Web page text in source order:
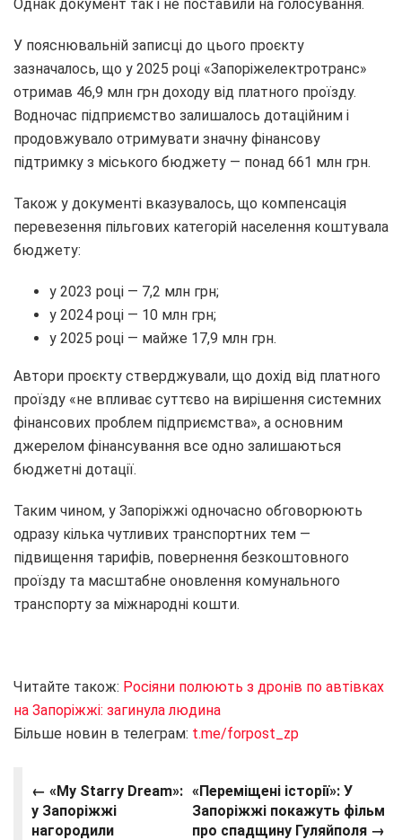
Однак документ так і не поставили на голосування.
У пояснювальній записці до цього проєкту
зазначалось, що у 2025 році «Запоріжелектротранс»
отримав 46,9 млн грн доходу від платного проїзду.
Водночас підприємство залишалось дотаційним і
продовжувало отримувати значну фінансову
підтримку з міського бюджету — понад 661 млн грн.
Також у документі вказувалось, що компенсація
перевезення пільгових категорій населення коштувала
бюджету:
у 2023 році — 7,2 млн грн;
у 2024 році — 10 млн грн;
у 2025 році — майже 17,9 млн грн.
Автори проєкту стверджували, що дохід від платного
проїзду «не впливає суттєво на вирішення системних
фінансових проблем підприємства», а основним
джерелом фінансування все одно залишаються
бюджетні дотації.
Таким чином, у Запоріжжі одночасно обговорюють
одразу кілька чутливих транспортних тем —
підвищення тарифів, повернення безкоштовного
проїзду та масштабне оновлення комунального
транспорту за міжнародні кошти.
Читайте також: Росіяни полюють з дронів по автівках
на Запоріжжі: загинула людина
Більше новин в телеграм: t.me/forpost_zp
← «My Starry Dream»:
у Запоріжжі
нагородили
«Переміщені історії»: У
Запоріжжі покажуть фільм
про спадщину Гуляйполя →